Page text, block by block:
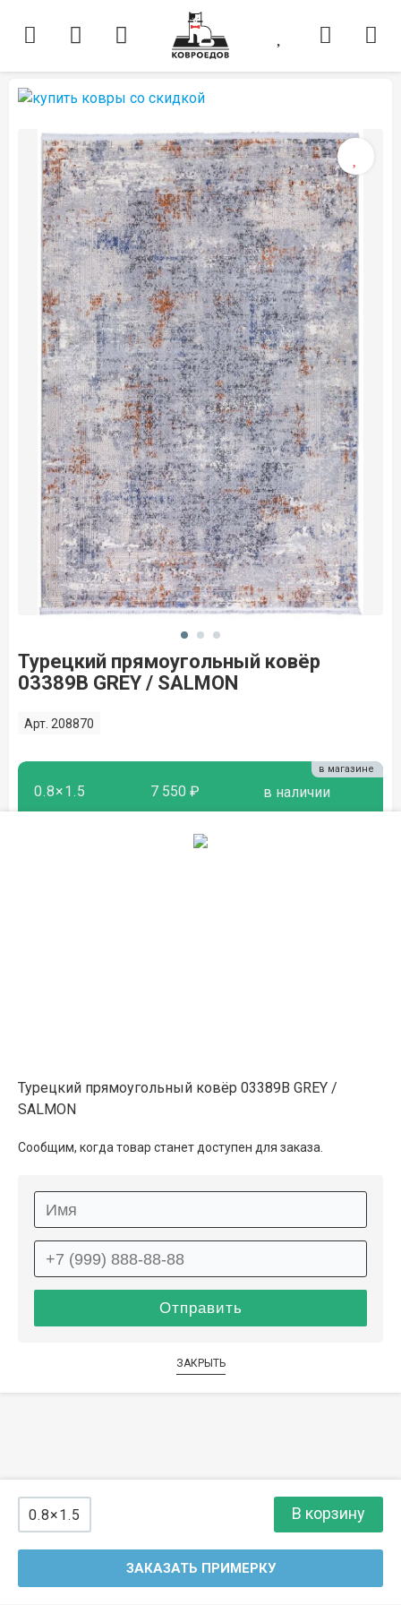
Турецкий прямоугольный ковёр
03389B GREY / SALMON
Арт. 208870
0.8×1.5 7 550 ₽ в наличии
в магазине
0.8×1.5 В корзину
ЗАКАЗАТЬ ПРИМЕРКУ
Дополнительные услуги
Турецкий прямоугольный ковёр 03389B GREY /
SALMON
Сообщим, когда товар станет доступен для заказа.
ЗАКРЫТЬ